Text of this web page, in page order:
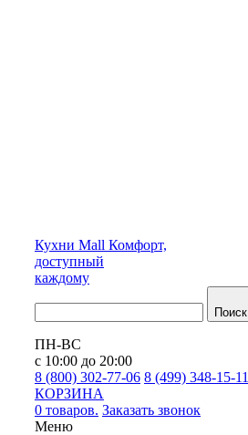
Кухни Mall Комфорт,
доступный
каждому
Поиск
ПН-ВС
с 10:00 до 20:00
8 (800) 302-77-06 8 (499) 348-15-11
КОРЗИНА
0 товаров. Заказать звонок
Меню